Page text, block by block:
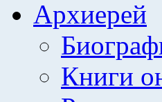
Архиерей
Книги